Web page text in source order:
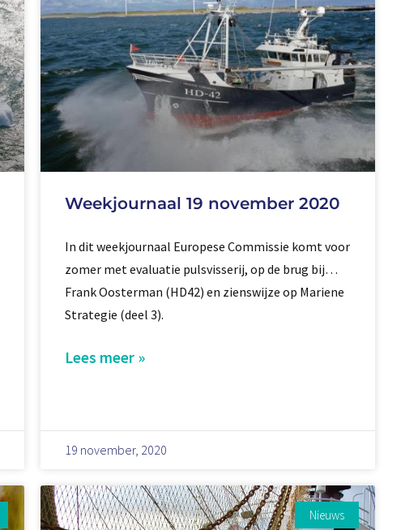
Weekjournaal 19 november 2020
In dit weekjournaal Europese Commissie komt voor
zomer met evaluatie pulsvisserij, op de brug bij…
Frank Oosterman (HD42) en zienswijze op Mariene
Strategie (deel 3).
Lees meer »
19 november, 2020
Nieuws